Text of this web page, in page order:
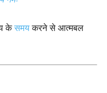
केसमयकरने से आत्मबल